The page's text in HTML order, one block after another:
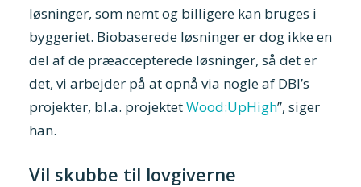
løsninger, som nemt og billigere kan bruges i
byggeriet. Biobaserede løsninger er dog ikke en
del af de præaccepterede løsninger, så det er
det, vi arbejder på at opnå via nogle af DBI’s
projekter, bl.a. projektetWood:UpHigh”, siger
han.
Vil skubbe til lovgiverne